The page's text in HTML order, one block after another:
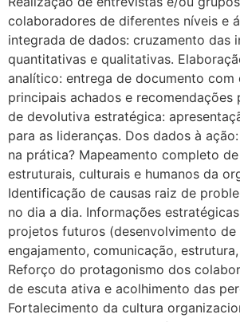
colaboradores de diferentes níveis e
integrada de dados: cruzamento das
quantitativas e qualitativas.
analítico: entrega de documento com
principais achados e recomendações
de devolutiva estratégica:
para as lideranças. Dos dados à
na prática? Mapeamento completo
estruturais, culturais e humanos da
Identificação de causas raiz de
no dia a dia. Informações
projetos futuros (desenvolvimento de
engajamento, comunicação,
Reforço do protagonismo dos
de escuta ativa e acolhimento das
Fortalecimento da cultura